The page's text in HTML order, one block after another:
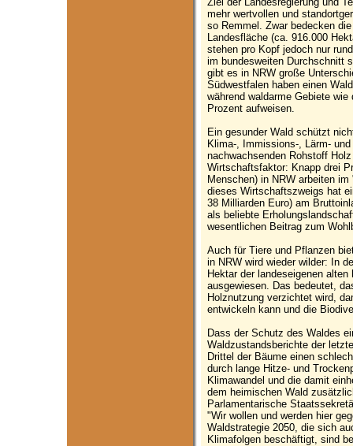
mehr wertvollen und
so Remmel. Zwar bedecken
Landesfläche (ca. 916.000
stehen pro Kopf jedoch nur
im bundesweiten Durchschnitt
gibt es in NRW große
Südwestfalen haben einen
während waldarme Gebiete
Prozent aufweisen.
Ein gesunder Wald schützt
Klima-, Immissions-, Lärm-
nachwachsenden Rohstoff
Wirtschaftsfaktor: Knapp drei
Menschen) in NRW arbeiten
dieses Wirtschaftszweigs hat
38 Milliarden Euro) am
als beliebte
wesentlichen Beitrag zum
Auch für Tiere und Pflanzen
in NRW wird wieder wilder: In
Hektar der landeseigenen
ausgewiesen. Das bedeutet,
Holznutzung verzichtet wird,
entwickeln kann und die
Dass der Schutz des Waldes
Waldzustandsberichte der
Drittel der Bäume einen
durch lange Hitze- und
Klimawandel und die damit
dem heimischen Wald
Parlamentarische
"Wir wollen und werden hier
Waldstrategie 2050, die sich
Klimafolgen beschäftigt, sind